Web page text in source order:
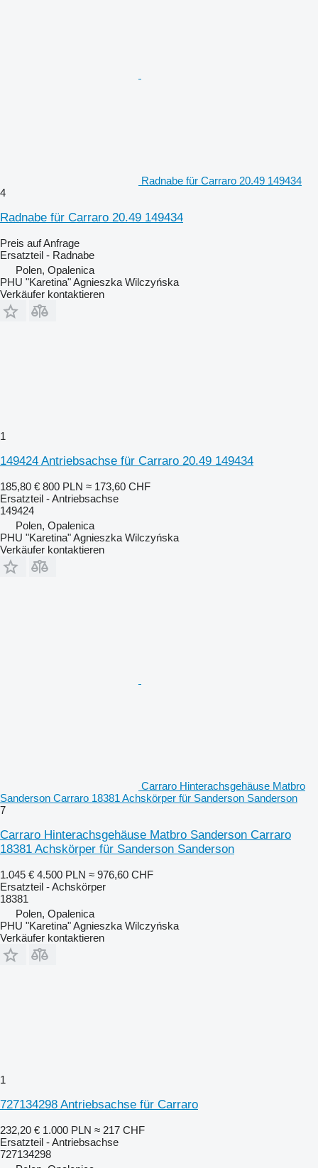
Radnabe für Carraro 20.49 149434
4
Radnabe für Carraro 20.49 149434
Preis auf Anfrage
Ersatzteil - Radnabe
Polen, Opalenica
PHU "Karetina" Agnieszka Wilczyńska
Verkäufer kontaktieren
1
149424 Antriebsachse für Carraro 20.49 149434
185,80 € 800 PLN ≈ 173,60 CHF
Ersatzteil - Antriebsachse
149424
Polen, Opalenica
PHU "Karetina" Agnieszka Wilczyńska
Verkäufer kontaktieren
Carraro Hinterachsgehäuse Matbro
Sanderson Carraro 18381 Achskörper für Sanderson Sanderson
7
Carraro Hinterachsgehäuse Matbro Sanderson Carraro
18381 Achskörper für Sanderson Sanderson
1.045 € 4.500 PLN ≈ 976,60 CHF
Ersatzteil - Achskörper
18381
Polen, Opalenica
PHU "Karetina" Agnieszka Wilczyńska
Verkäufer kontaktieren
1
727134298 Antriebsachse für Carraro
232,20 € 1.000 PLN ≈ 217 CHF
Ersatzteil - Antriebsachse
727134298